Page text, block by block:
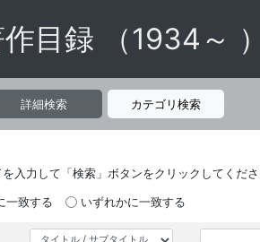
目録 （1934～ ）
詳細検索 カテゴリ検索
入力して「検索」ボタンをクリックしてくださ
一致する
いずれかに一致する